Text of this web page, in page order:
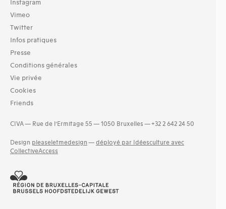
Instagram
Vimeo
Twitter
Infos pratiques
Presse
Conditions générales
Vie privée
Cookies
Friends
CIVA — Rue de l’Ermitage 55 — 1050 Bruxelles — +32 2 642 24 50
Design pleaseletmedesign — déployé par Idéesculture avec
CollectiveAccess